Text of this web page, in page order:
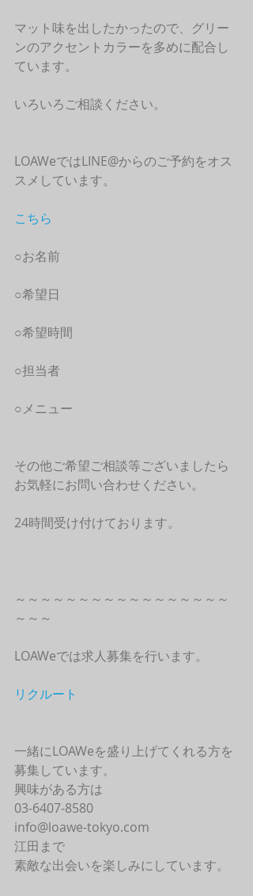
マット味を出したかったので、グリー
ンのアクセントカラーを多めに配合し
ています。
いろいろご相談ください。
LOAWeではLINE@からのご予約をオス
スメしています。
こちら
○お名前
○希望日
○希望時間
○担当者
○メニュー
その他ご希望ご相談等ございましたら
お気軽にお問い合わせください。
24時間受け付けております。
～～～～～～～～～～～～～～～～～
～～～
LOAWeでは求人募集を行います。
リクルート
一緒にLOAWeを盛り上げてくれる方を
募集しています。
興味がある方は
03-6407-8580
info@loawe-tokyo.com
江田まで
素敵な出会いを楽しみにしています。